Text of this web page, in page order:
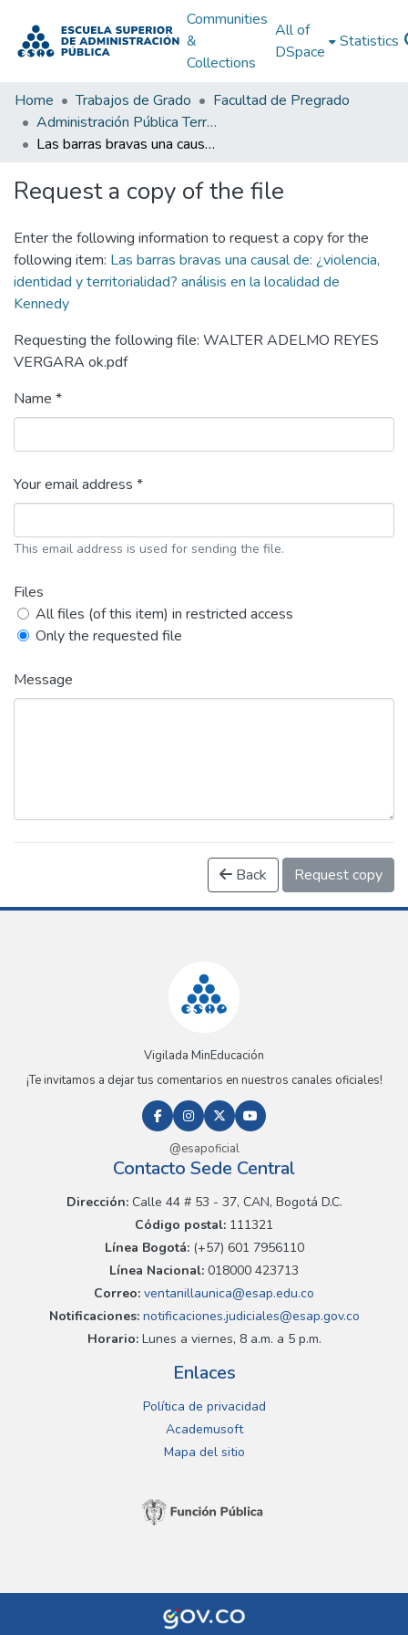
Communities
&
Collections
All of
DSpace
Statistics
Home Trabajos de Grado
Facultad de Pregrado
Administración Pública Territorial (APT)
Las barras bravas una causal de: ¿violencia, identidad y territorialidad? análisis en la localidad de Kennedy
Request a copy of the file
Enter the following information to request a copy for the
following item: Las barras bravas una causal de: ¿violencia,
identidad y territorialidad? análisis en la localidad de
Kennedy
Requesting the following file: WALTER ADELMO REYES
VERGARA ok.pdf
Name *
Your email address *
This email address is used for sending the file.
Files
All files (of this item) in restricted access
Only the requested file
Message
Back Request copy
Vigilada MinEducación
¡Te invitamos a dejar tus comentarios en nuestros canales oficiales!
@esapoficial
Contacto Sede Central
Dirección:Calle 44 # 53 - 37, CAN, Bogotá D.C.
Código postal: 111321
Línea Bogotá:(+57) 601 7956110
Línea Nacional: 018000 423713
Correo: ventanillaunica@esap.edu.co
Notificaciones:notificaciones.judiciales@esap.gov.co
Horario:Lunes a viernes, 8 a.m. a 5 p.m.
Enlaces
Política de privacidad
Academusoft
Mapa del sitio